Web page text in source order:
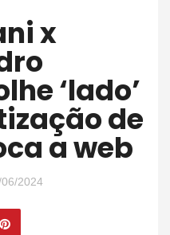
‘lado’
de
a web
2024